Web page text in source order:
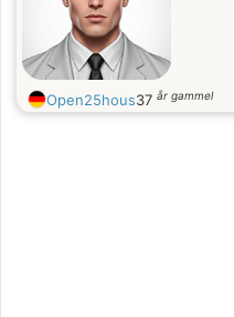
Open25hous37 år gammel